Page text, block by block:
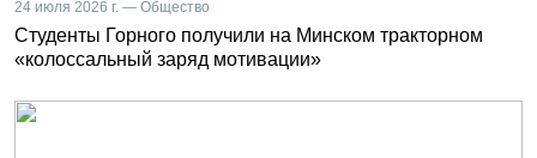
24 июля 2026 г. — Общество
Студенты Горного получили на Минском тракторном
«колоссальный заряд мотивации»